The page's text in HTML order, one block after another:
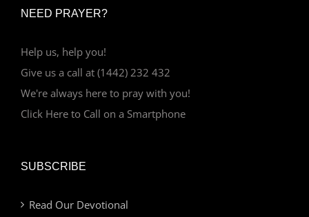
NEED PRAYER?
Help us, help you!
Give us a call at (1442) 232 432
We're always here to pray with you!
Click Here to Call on a Smartphone
SUBSCRIBE
Read Our Devotional